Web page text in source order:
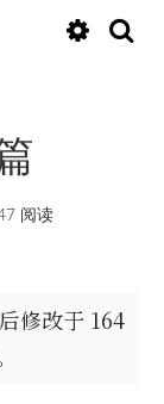
阅读
修改于 164